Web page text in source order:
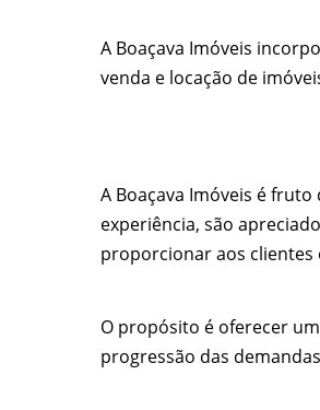
A Boaçava Imóveis
venda e locação de
A Boaçava Imóveis é
experiência, são
proporcionar aos clientes
O propósito é oferecer
progressão das